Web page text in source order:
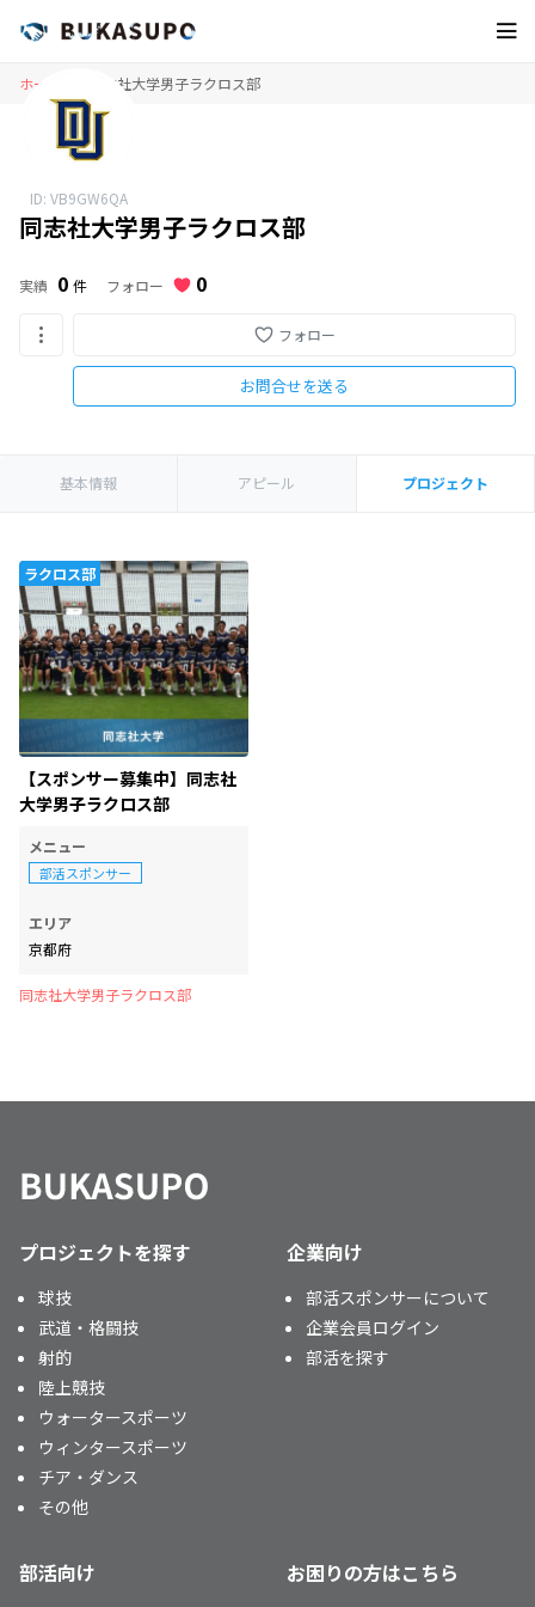
ホーム 同志社大学男子ラクロス部
ID: VB9GW6QA
同志社大学男子ラクロス部
実績 0 件 フォロー 0
フォロー
お問合せを送る
基本情報 アピール プロジェクト
ラクロス部
【スポンサー募集中】同志社
大学男子ラクロス部
メニュー
部活スポンサー
エリア
京都府
同志社大学男子ラクロス部
プロジェクトを探す
球技
武道・格闘技
射的
陸上競技
ウォータースポーツ
ウィンタースポーツ
チア・ダンス
その他
企業向け
部活スポンサーについて
企業会員ログイン
部活を探す
部活向け お困りの方はこちら